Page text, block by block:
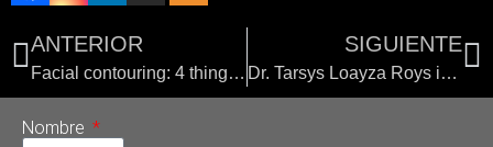
ANTERIOR
Facial contouring: 4 things you should know
SIGUIENTE
Dr. Tarsys Loayza Roys is a member of the AACD
Nombre